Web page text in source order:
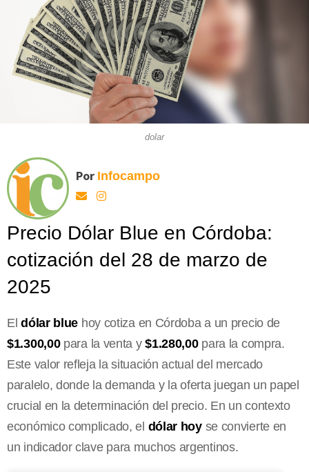
dolar
Por Infocampo
Precio Dólar Blue en Córdoba:
cotización del 28 de marzo de
2025
Eldólar blue hoy cotiza en Córdoba a un precio de
$1.300,00para la venta y$1.280,00para la compra.
Este valor refleja la situación actual del mercado
paralelo, donde la demanda y la oferta juegan un papel
crucial en la determinación del precio. En un contexto
económico complicado, el dólar hoyse convierte en
un indicador clave para muchos argentinos.